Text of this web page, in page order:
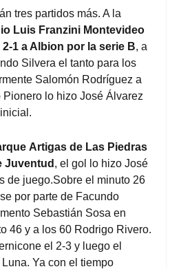
tres partidos más. A la
Luis Franzini Montevideo
1 a Albion por la serie B, a
Silvera el tanto para los
Salomón Rodríguez a
Pionero lo hizo José Álvarez
Artigas de Las Piedras
Juventud , el gol lo hizo José
de juego.Sobre el minuto 26
por parte de Facundo
Sebastián Sosa en
46 y a los 60 Rodrigo Rivero.
el 2-3 y luego el
Ya con el tiempo